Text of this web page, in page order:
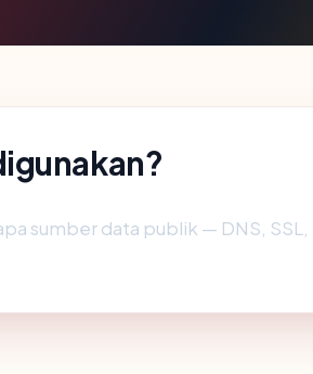
sumber data publik — DNS,